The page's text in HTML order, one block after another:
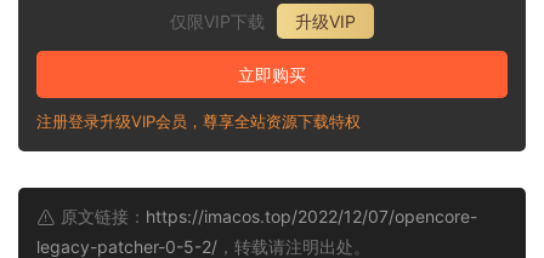
仅限VIP下载
升级VIP
立即购买
注册登录升级VIP会员，尊享全站资源下载特权
原文链接： https://imacos.top/2022/12/07/opencore-
legacy-patcher-0-5-2/ ，转载请注明出处。